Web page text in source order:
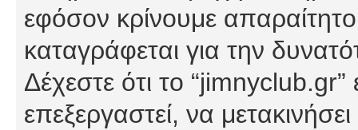
εφόσον κρίνουμε
καταγράφεται για την
Δέχεστε ότι το
επεξεργαστεί, να